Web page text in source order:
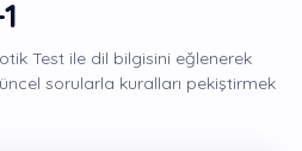
Test ile dil bilgisini eğlenerek
sorularla kuralları pekiştirmek